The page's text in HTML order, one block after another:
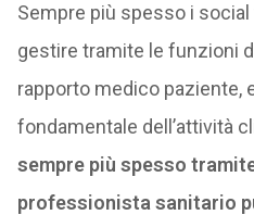
Sempre più spesso i
gestire tramite le funzioni
rapporto medico paziente,
fondamentale dell’attività
sempre più spesso
professionista sanitario